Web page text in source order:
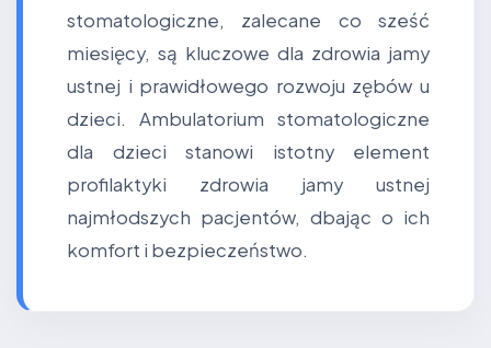
stomatologiczne, zalecane co sześć
miesięcy, są kluczowe dla zdrowia jamy
ustnej i prawidłowego rozwoju zębów u
dzieci. Ambulatorium stomatologiczne
dla dzieci stanowi istotny element
profilaktyki zdrowia jamy ustnej
najmłodszych pacjentów, dbając o ich
komfort i bezpieczeństwo.